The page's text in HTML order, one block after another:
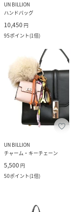
UN BILLION
ハンドバッグ
10,450 円
95ポイント(1倍)
UN BILLION
チャーム・キーチェーン
5,500 円
50ポイント(1倍)